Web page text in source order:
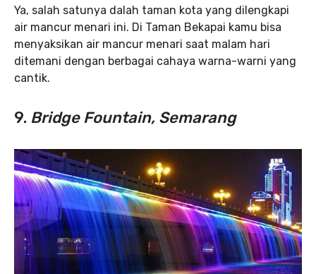
Ya, salah satunya dalah taman kota yang dilengkapi
air mancur menari ini. Di Taman Bekapai kamu bisa
menyaksikan air mancur menari saat malam hari
ditemani dengan berbagai cahaya warna-warni yang
cantik.
9. Bridge Fountain, Semarang